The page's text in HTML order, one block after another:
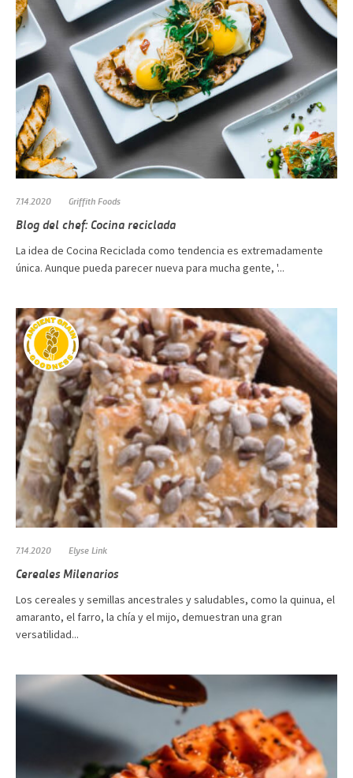
7.14.2020 Griffith Foods
Blog del chef: Cocina reciclada
La idea de Cocina Reciclada como tendencia es extremadamente
única. Aunque pueda parecer nueva para mucha gente, '...
7.14.2020 Elyse Link
Cereales Milenarios
Los cereales y semillas ancestrales y saludables, como la quinua, el
amaranto, el farro, la chía y el mijo, demuestran una gran
versatilidad...